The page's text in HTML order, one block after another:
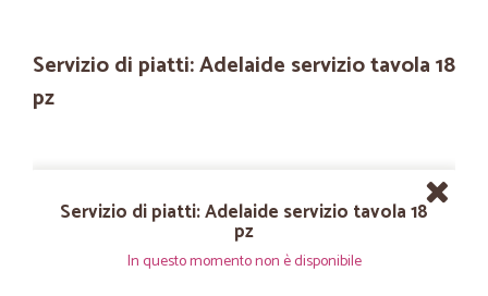
Servizio di piatti: Adelaide servizio tavola 18
pz
Servizio di piatti: Adelaide servizio tavola 18
pz
In questo momento non è disponibile